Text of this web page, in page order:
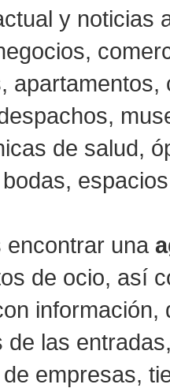
y noticias
de salud,
encontrar una
de ocio, así
información,
de las
de empresas,